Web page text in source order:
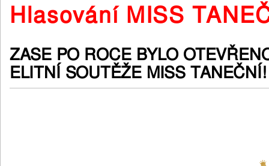
Hlasování MISS
ZASE PO ROCE BYLO
ELITNÍ SOUTĚŽE MISS TANEČNÍ!